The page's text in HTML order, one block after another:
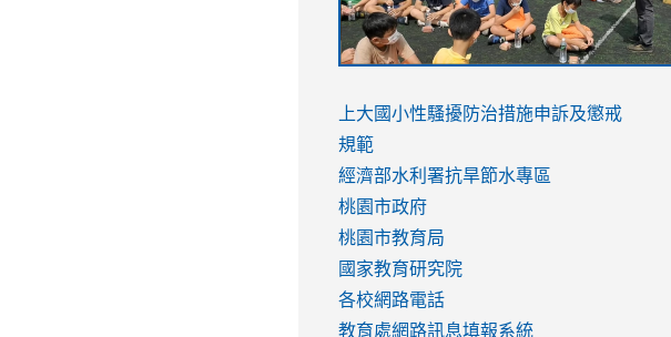
to
https://www.youtube.com/watch?
v=hC_gdZndU9s
to
https://www.youtube.com/watch?
v=hC_gdZndU9s
link
to
https://www.youtube.com/watch?
v=mfpNykQ0g4M
上大國小性騷擾防治措施申訴及懲戒
規範
經濟部水利署抗旱節水專區
桃園市政府
桃園市教育局
國家教育研究院
各校網路電話
教育處網路訊息填報系統